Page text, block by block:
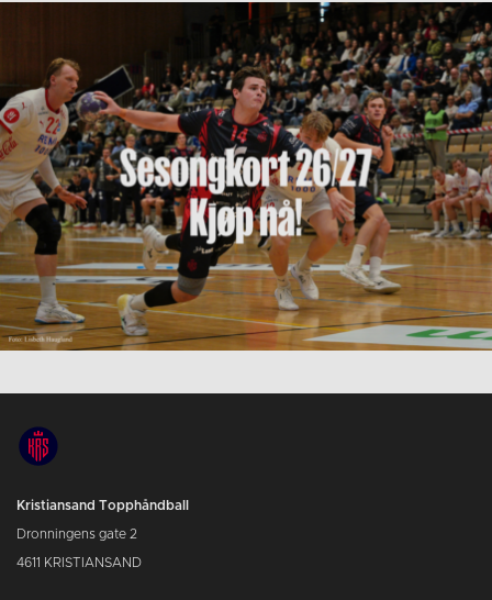
Kristiansand Topphåndball
Dronningens gate 2
4611 KRISTIANSAND